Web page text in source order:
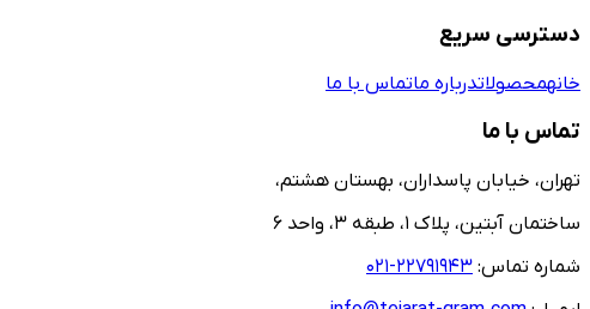
دسترسی سریع
خانهمحصولاتدرباره ماتماس با ما
تماس با ما
تهران، خیابان پاسداران، بهستان هشتم،
ساختمان آبتین، پلاک ۱، طبقه ۳، واحد ۶
شماره تماس: ۲۲۷۹۱۹۴۳-۰۲۱